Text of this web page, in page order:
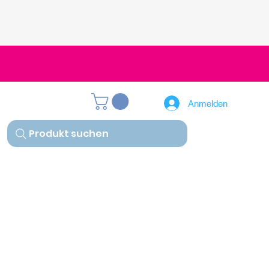
Produkt suchen
Anmelden